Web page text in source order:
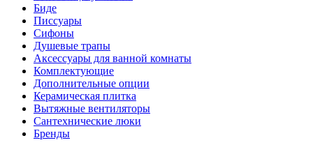
Биде
Писсуары
Сифоны
Душевые трапы
Аксессуары для ванной комнаты
Комплектующие
Дополнительные опции
Керамическая плитка
Вытяжные вентиляторы
Сантехнические люки
Бренды